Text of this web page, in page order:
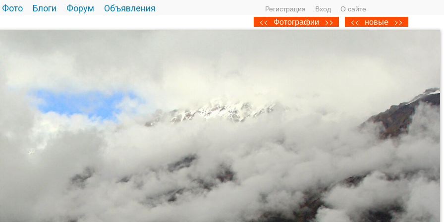
Фото Блоги Форум Объявления Регистрация Вход О сайте
<< новые >>
<< Фотографии >>